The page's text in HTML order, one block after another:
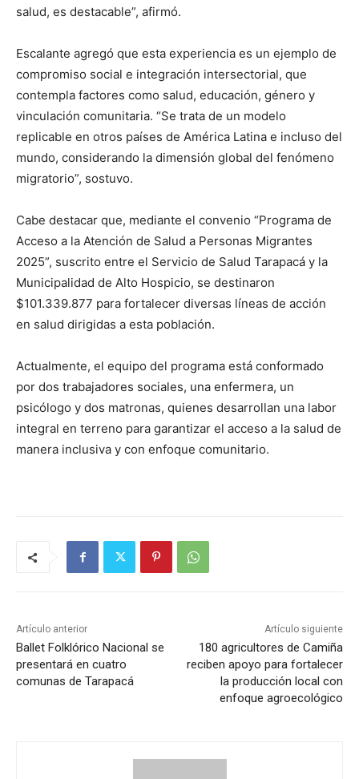
salud, es destacable”, afirmó.
Escalante agregó que esta experiencia es un ejemplo de
compromiso social e integración intersectorial, que
contempla factores como salud, educación, género y
vinculación comunitaria. “Se trata de un modelo
replicable en otros países de América Latina e incluso del
mundo, considerando la dimensión global del fenómeno
migratorio”, sostuvo.
Cabe destacar que, mediante el convenio “Programa de
Acceso a la Atención de Salud a Personas Migrantes
2025”, suscrito entre el Servicio de Salud Tarapacá y la
Municipalidad de Alto Hospicio, se destinaron
$101.339.877 para fortalecer diversas líneas de acción
en salud dirigidas a esta población.
Actualmente, el equipo del programa está conformado
por dos trabajadores sociales, una enfermera, un
psicólogo y dos matronas, quienes desarrollan una labor
integral en terreno para garantizar el acceso a la salud de
manera inclusiva y con enfoque comunitario.
Artículo anterior
Ballet Folklórico Nacional se
presentará en cuatro
comunas de Tarapacá
Artículo siguiente
180 agricultores de Camiña
reciben apoyo para fortalecer
la producción local con
enfoque agroecológico